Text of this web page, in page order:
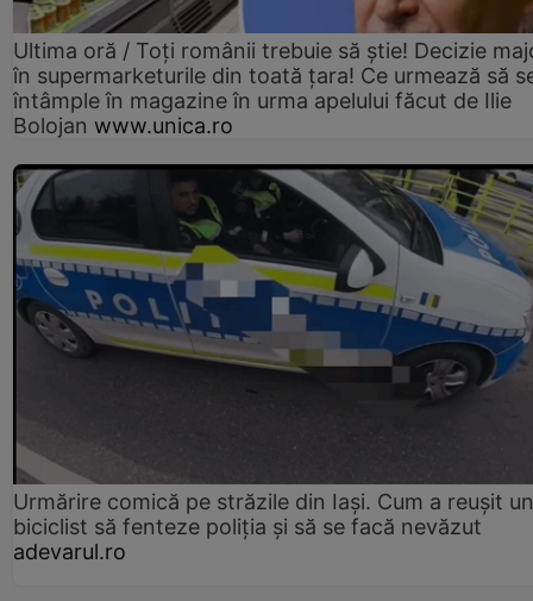
Ultima oră / Toți românii trebuie să știe! Decizie
în supermarketurile din toată țara! Ce urmează să
întâmple în magazine în urma apelului făcut de Ilie
Bolojan www.unica.ro
Urmărire comică pe străzile din Iași. Cum a reușit un
biciclist să fenteze poliția și să se facă nevăzut
adevarul.ro